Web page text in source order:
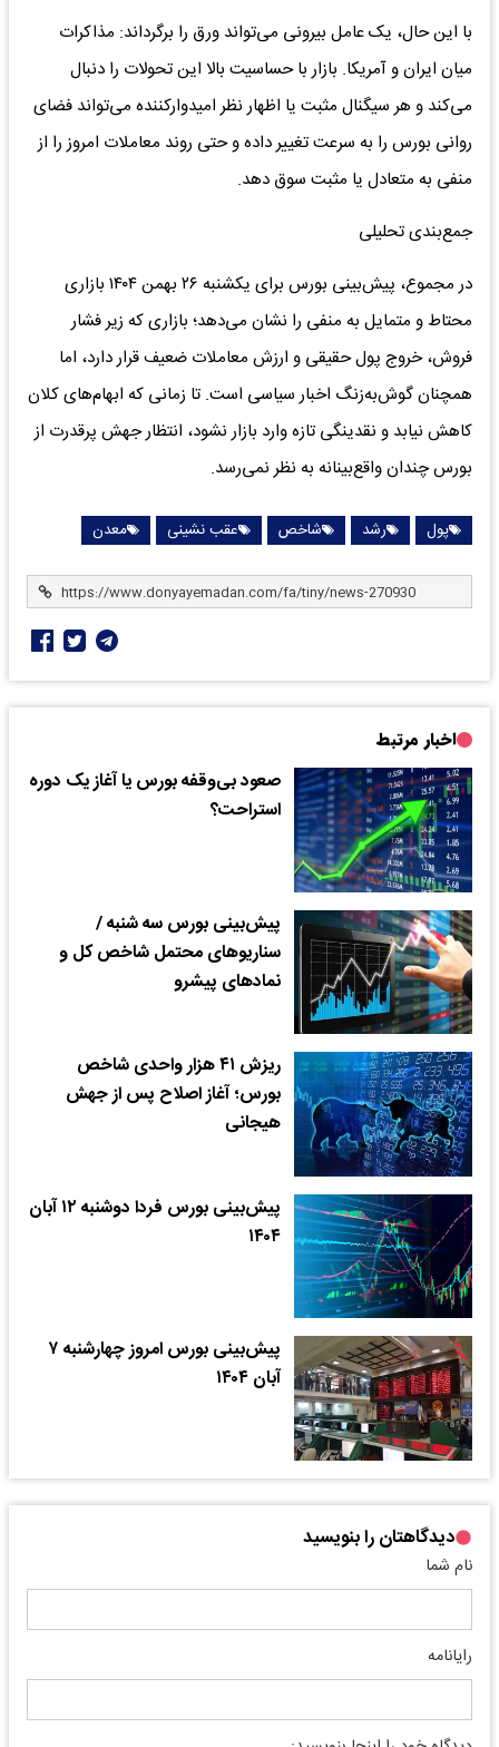
با این حال، یک عامل بیرونی می‌تواند ورق را برگرداند: مذاکرات
میان ایران و آمریکا. بازار با حساسیت بالا این تحولات را دنبال
می‌کند و هر سیگنال مثبت یا اظهار نظر امیدوارکننده می‌تواند فضای
روانی بورس را به سرعت تغییر داده و حتی روند معاملات امروز را از
منفی به متعادل یا مثبت سوق دهد.
جمع‌بندی تحلیلی
در مجموع، پیش‌بینی بورس برای یکشنبه ۲۶ بهمن ۱۴۰۴ بازاری
محتاط و متمایل به منفی را نشان می‌دهد؛ بازاری که زیر فشار
فروش، خروج پول حقیقی و ارزش معاملات ضعیف قرار دارد، اما
همچنان گوش‌به‌زنگ اخبار سیاسی است. تا زمانی که ابهام‌های کلان
کاهش نیابد و نقدینگی تازه وارد بازار نشود، انتظار جهش پرقدرت از
بورس چندان واقع‌بینانه به نظر نمی‌رسد.
پول رشد شاخص عقب نشینی معدن
اخبار مرتبط
صعود بی‌وقفه بورس یا آغاز یک دوره
استراحت؟
پیش‌بینی بورس سه شنبه /
سناریوهای محتمل شاخص کل و
نمادهای پیشرو
ریزش ۴۱ هزار واحدی شاخص
بورس؛ آغاز اصلاح پس از جهش
هیجانی
پیش­‌بینی بورس فردا دوشنبه ۱۲ آبان
۱۴۰۴
پیش‌بینی بورس امروز چهارشنبه ۷
آبان ۱۴۰۴
دیدگاهتان را بنویسید
نام شما
رایانامه